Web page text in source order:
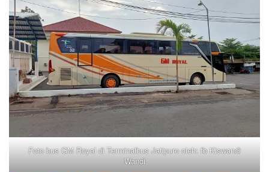
Foto bus GM Royal di Terminalbus Jatipuro oleh: fbKiswandi
Wandi